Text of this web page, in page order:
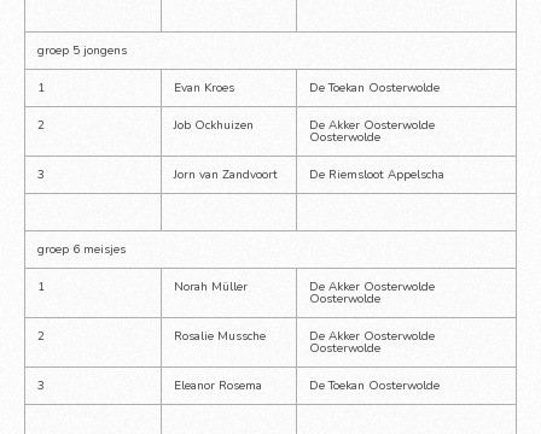
groep 5 jongens
1 Evan Kroes De Toekan Oosterwolde
2 Job Ockhuizen De Akker Oosterwolde
Oosterwolde
3 Jorn van Zandvoort De Riemsloot Appelscha
groep 6 meisjes
1 Norah Müller De Akker Oosterwolde
Oosterwolde
2 Rosalie Mussche De Akker Oosterwolde
Oosterwolde
3 Eleanor Rosema De Toekan Oosterwolde